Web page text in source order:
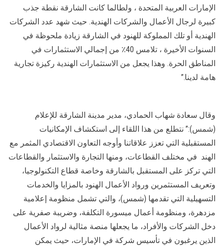
الإمارات العربية المتحدة ، ولطالما كانت الشارقة نقطة جذب
كبيرة لرجال الأعمال والشركات الهندية. حيث شهد عدد الشركات
الهندية أو تلك المملوكة للهنود في الشارقة زيادة ملحوظة في
السنوات الأخيرة ، تلامس 40٪ من إجمالي الاستثمارات في
المناطق الحرة. وهذا يجعل من الاستثمارات الهندية ركيزة تجارية
هامة لدينا.”
وقال سعادة شهاب الحمادي، مدير مدينة الشارقة للإعلام
(شمس):” نتطلع من هذا اللقاء إلى استكشاف الإمكانيات
المستقبلية التي تعزز علاقاتنا وأوجه التعاون الاقتصادي المثمر مع
الهند في مختلف القطاعات، ومنها التجارة والاستثمار والقطاعات
التي تركز على المستقبل بالشارقة وخاصة قطاع التكنولوجيا،
وتعريف المستثمرين ورواد الأعمال الهنود بالمزايا والخدمات
التسهيلية التي تقدمها (شمس)، والتي تشمل منظومة إعلامية
مزدهرة، ومنظومة أعمال ميسورة التكلفة، وضريبة صفرية على
دخل الشركات والأفراد، ما يجعلها منصة مثالية لرواد الأعمال
الذين يرغبون في تأسيس شركة في الإمارات، حيث يمكن